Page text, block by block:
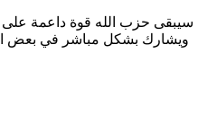
سيبقى حزب الله قوة داعمة
ويشارك بشكل مباشر في بعض